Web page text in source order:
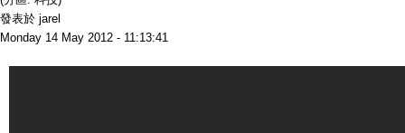
發表於 jarel
Monday 14 May 2012 - 11:13:41